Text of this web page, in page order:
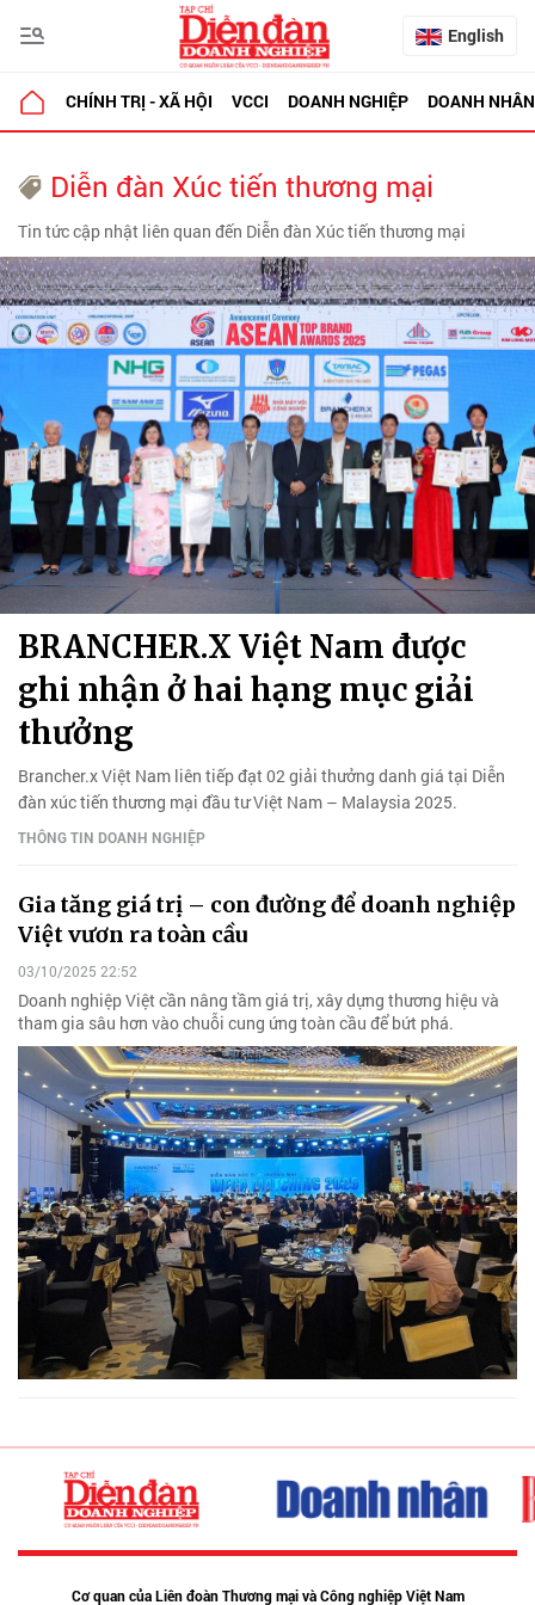
English
CHÍNH TRỊ - XÃ HỘI VCCI DOANH NGHIỆP DOANH NHÂN
Diễn đàn Xúc tiến thương mại
Tin tức cập nhật liên quan đến Diễn đàn Xúc tiến thương mại
BRANCHER.X Việt Nam được
ghi nhận ở hai hạng mục giải
thưởng
Brancher.x Việt Nam liên tiếp đạt 02 giải thưởng danh giá tại Diễn
đàn xúc tiến thương mại đầu tư Việt Nam – Malaysia 2025.
THÔNG TIN DOANH NGHIỆP
Gia tăng giá trị – con đường để doanh nghiệp
Việt vươn ra toàn cầu
03/10/2025 22:52
Doanh nghiệp Việt cần nâng tầm giá trị, xây dựng thương hiệu và
tham gia sâu hơn vào chuỗi cung ứng toàn cầu để bứt phá.
Cơ quan của Liên đoàn Thương mại và Công nghiệp Việt Nam